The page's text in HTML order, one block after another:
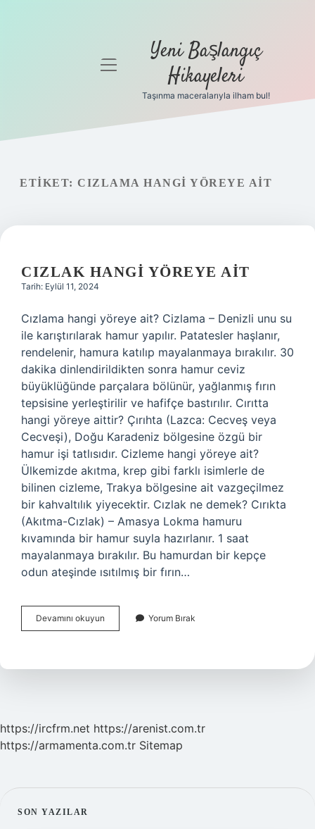
Gizlilik
Yasal Uyarı
Hakkımızda
menüyü
Yeni Başlangıç
Hikayeleri
Taşınma maceralarıyla ilham bul!
ETIKET: CIZLAMA HANGI YÖREYE AIT
CIZLAK HANGI YÖREYE AIT
Tarih: Eylül 11, 2024
Cızlama hangi yöreye ait? Cizlama – Denizli unu su
ile karıştırılarak hamur yapılır. Patatesler haşlanır,
rendelenir, hamura katılıp mayalanmaya bırakılır. 30
dakika dinlendirildikten sonra hamur ceviz
büyüklüğünde parçalara bölünür, yağlanmış fırın
tepsisine yerleştirilir ve hafifçe bastırılır. Cırıtta
hangi yöreye aittir? Çırıhta (Lazca: Cecveş veya
Cecveşi), Doğu Karadeniz bölgesine özgü bir
hamur işi tatlısıdır. Cizleme hangi yöreye ait?
Ülkemizde akıtma, krep gibi farklı isimlerle de
bilinen cizleme, Trakya bölgesine ait vazgeçilmez
bir kahvaltılık yiyecektir. Cızlak ne demek? Cırıkta
(Akıtma-Cızlak) – Amasya Lokma hamuru
kıvamında bir hamur suyla hazırlanır. 1 saat
mayalanmaya bırakılır. Bu hamurdan bir kepçe
odun ateşinde ısıtılmış bir fırın…
Devamını okuyun
Hangi
Yorum Bırak
https://ircfrm.net https://arenist.com.tr
https://armamenta.com.tr Sitemap
SIDEBAR
SON YAZILAR